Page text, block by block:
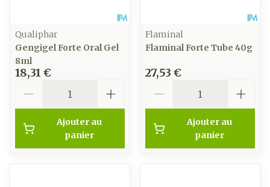
Qualiphar
Gengigel Forte Oral Gel
8ml
18,31 €
Ajouter au
panier
Flaminal
Flaminal Forte Tube 40g
27,53 €
Ajouter au
panier